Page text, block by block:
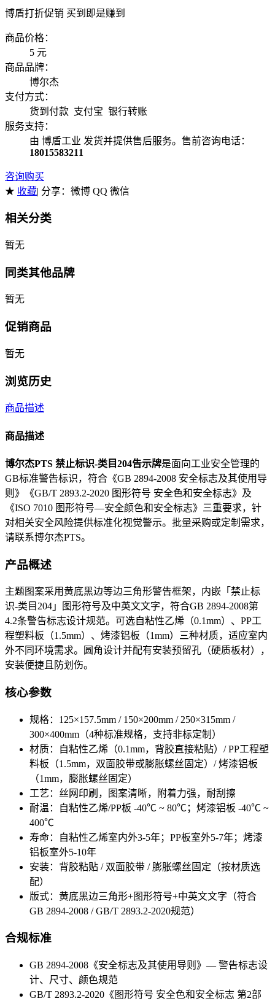
博盾打折促销 买到即是赚到
商品价格：
5 元
商品品牌：
博尔杰
支付方式：
货到付款 支付宝 银行转账
服务支持：
由 博盾工业 发货并提供售后服务。售前咨询电话：
18015583211
咨询购买
★ 收藏| 分享： 微博 QQ 微信
相关分类
暂无
同类其他品牌
暂无
促销商品
暂无
浏览历史
商品描述
商品描述
博尔杰PTS 禁止标识-类目204告示牌是面向工业安全管理的
GB标准警告标识，符合《GB 2894-2008 安全标志及其使用导
则》《GB/T 2893.2-2020 图形符号 安全色和安全标志》及
《ISO 7010 图形符号—安全颜色和安全标志》三重要求，针
对相关安全风险提供标准化视觉警示。批量采购或定制需求，
请联系博尔杰PTS。
产品概述
主题图案采用黄底黑边等边三角形警告框架，内嵌「禁止标
识-类目204」图形符号及中英文文字，符合GB 2894-2008第
4.2条警告标志设计规范。可选自粘性乙烯（0.1mm）、PP工
程塑料板（1.5mm）、烤漆铝板（1mm）三种材质，适应室内
外不同环境需求。圆角设计并配有安装预留孔（硬质板材），
安装便捷且防划伤。
核心参数
规格：125×157.5mm / 150×200mm / 250×315mm /
300×400mm（4种标准规格，支持非标定制）
材质：自粘性乙烯（0.1mm，背胶直接粘贴）/ PP工程塑
料板（1.5mm，双面胶带或膨胀螺丝固定）/ 烤漆铝板
（1mm，膨胀螺丝固定）
工艺：丝网印刷，图案清晰，附着力强，耐刮擦
耐温：自粘性乙烯/PP板 -40℃ ~ 80℃；烤漆铝板 -40℃ ~
400℃
寿命：自粘性乙烯室内外3-5年；PP板室外5-7年；烤漆
铝板室外5-10年
安装：背胶粘贴 / 双面胶带 / 膨胀螺丝固定（按材质选
配）
版式：黄底黑边三角形+图形符号+中英文文字（符合
GB 2894-2008 / GB/T 2893.2-2020规范）
合规标准
GB 2894-2008《安全标志及其使用导则》— 警告标志设
计、尺寸、颜色规范
GB/T 2893.2-2020《图形符号 安全色和安全标志 第2部